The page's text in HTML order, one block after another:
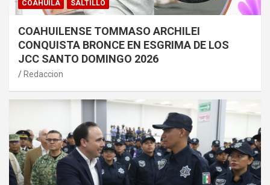
COAHUILA SALTILLO
COAHUILENSE TOMMASO ARCHILEI
CONQUISTA BRONCE EN ESGRIMA DE LOS
JCC SANTO DOMINGO 2026
Redaccion